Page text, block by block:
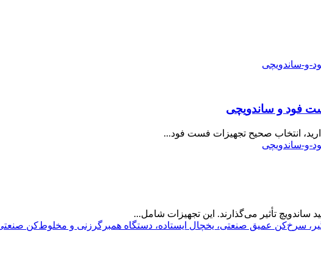
فود و ساندویچی
انتخاب صحیح تجهیزات فست فود...
تأثیر می‌گذارند. این تجهیزات شامل...